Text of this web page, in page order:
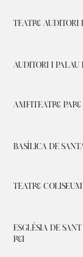
TEATRE AUDITORI
AUDITORI I PALAU
AMFITEATRE
BASÍLICA DE
TEATRE
ESGLÉSIA DE
REI